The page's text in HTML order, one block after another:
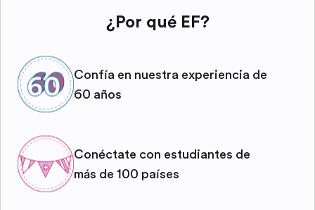
¿Por qué EF?
Confía en nuestra experiencia de
60 años
Conéctate con estudiantes de
más de 100 países